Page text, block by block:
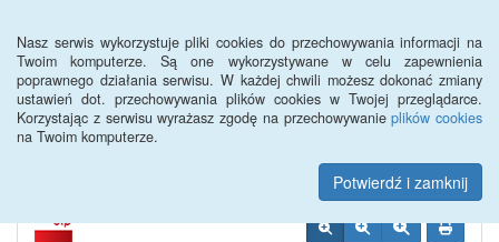
Nasz serwis wykorzystuje pliki cookies do przechowywania informacji na
Twoim komputerze. Są one wykorzystywane w celu zapewnienia
poprawnego działania serwisu. W każdej chwili możesz dokonać zmiany
ustawień dot. przechowywania plików cookies w Twojej przeglądarce.
Korzystając z serwisu wyrażasz zgodę na przechowywanieplików cookies
na Twoim komputerze.
Potwierdź i zamknij
Miejski Ośrodek Pomocy
Społecznej w Kwidzynie